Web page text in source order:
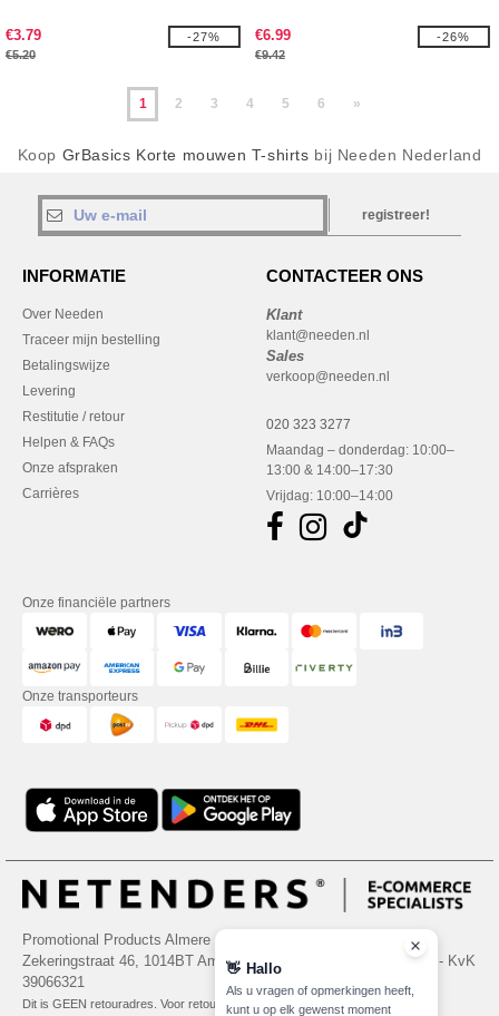
€3.79
€5.20
-27% €6.99
€9.42
-26%
1 2 3 4 5 6 »
Koop GrBasics Korte mouwen T-shirts bij Needen Nederland
registreer!
INFORMATIE
Over Needen
Traceer mijn bestelling
Betalingswijze
Levering
Restitutie / retour
Helpen & FAQs
Onze afspraken
Carrières
CONTACTEER ONS
Klant
klant@needen.nl
Sales
verkoop@needen.nl
020 323 3277
Maandag – donderdag: 10:00–
13:00 & 14:00–17:30
Vrijdag: 10:00–14:00
Onze financiële partners
Onze transporteurs
Promotional Products Almere (P.P.A.) B.V.
Zekeringstraat 46, 1014BT Amsterdam - VAT NL 005596191B03 - KvK
39066321
Dit is GEEN retouradres. Voor retourzending, zie hier
👋 Hallo
Als u vragen of opmerkingen heeft,
kunt u op elk gewenst moment